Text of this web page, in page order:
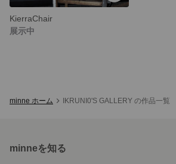
KierraChair
展示中
minne ホーム IKRUNI0'S GALLERY の作品一覧
minneを知る